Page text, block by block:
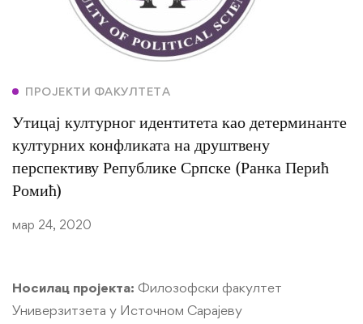
ПРОЈЕКТИ ФАКУЛТЕТА
Утицај културног идентитета као детерминанте
културних конфликата на друштвену
перспективу Републике Српске (Ранка Перић
Ромић)
мар 24, 2020
Носилац пројекта: Филозофски факултет
Универзитзета у Источном Сарајеву